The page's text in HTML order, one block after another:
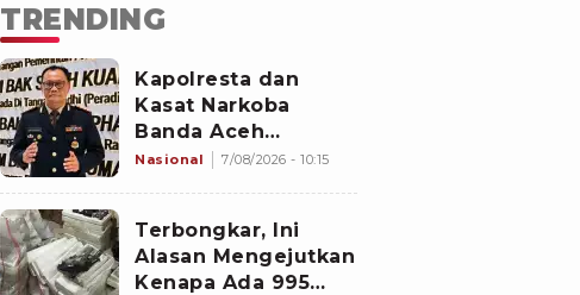
TRENDING
Kapolresta dan
Kasat Narkoba
Banda Aceh
Diperiksa
Nasional 7/08/2026 - 10:15
Terbongkar, Ini
Alasan Mengejutkan
Kenapa Ada 995